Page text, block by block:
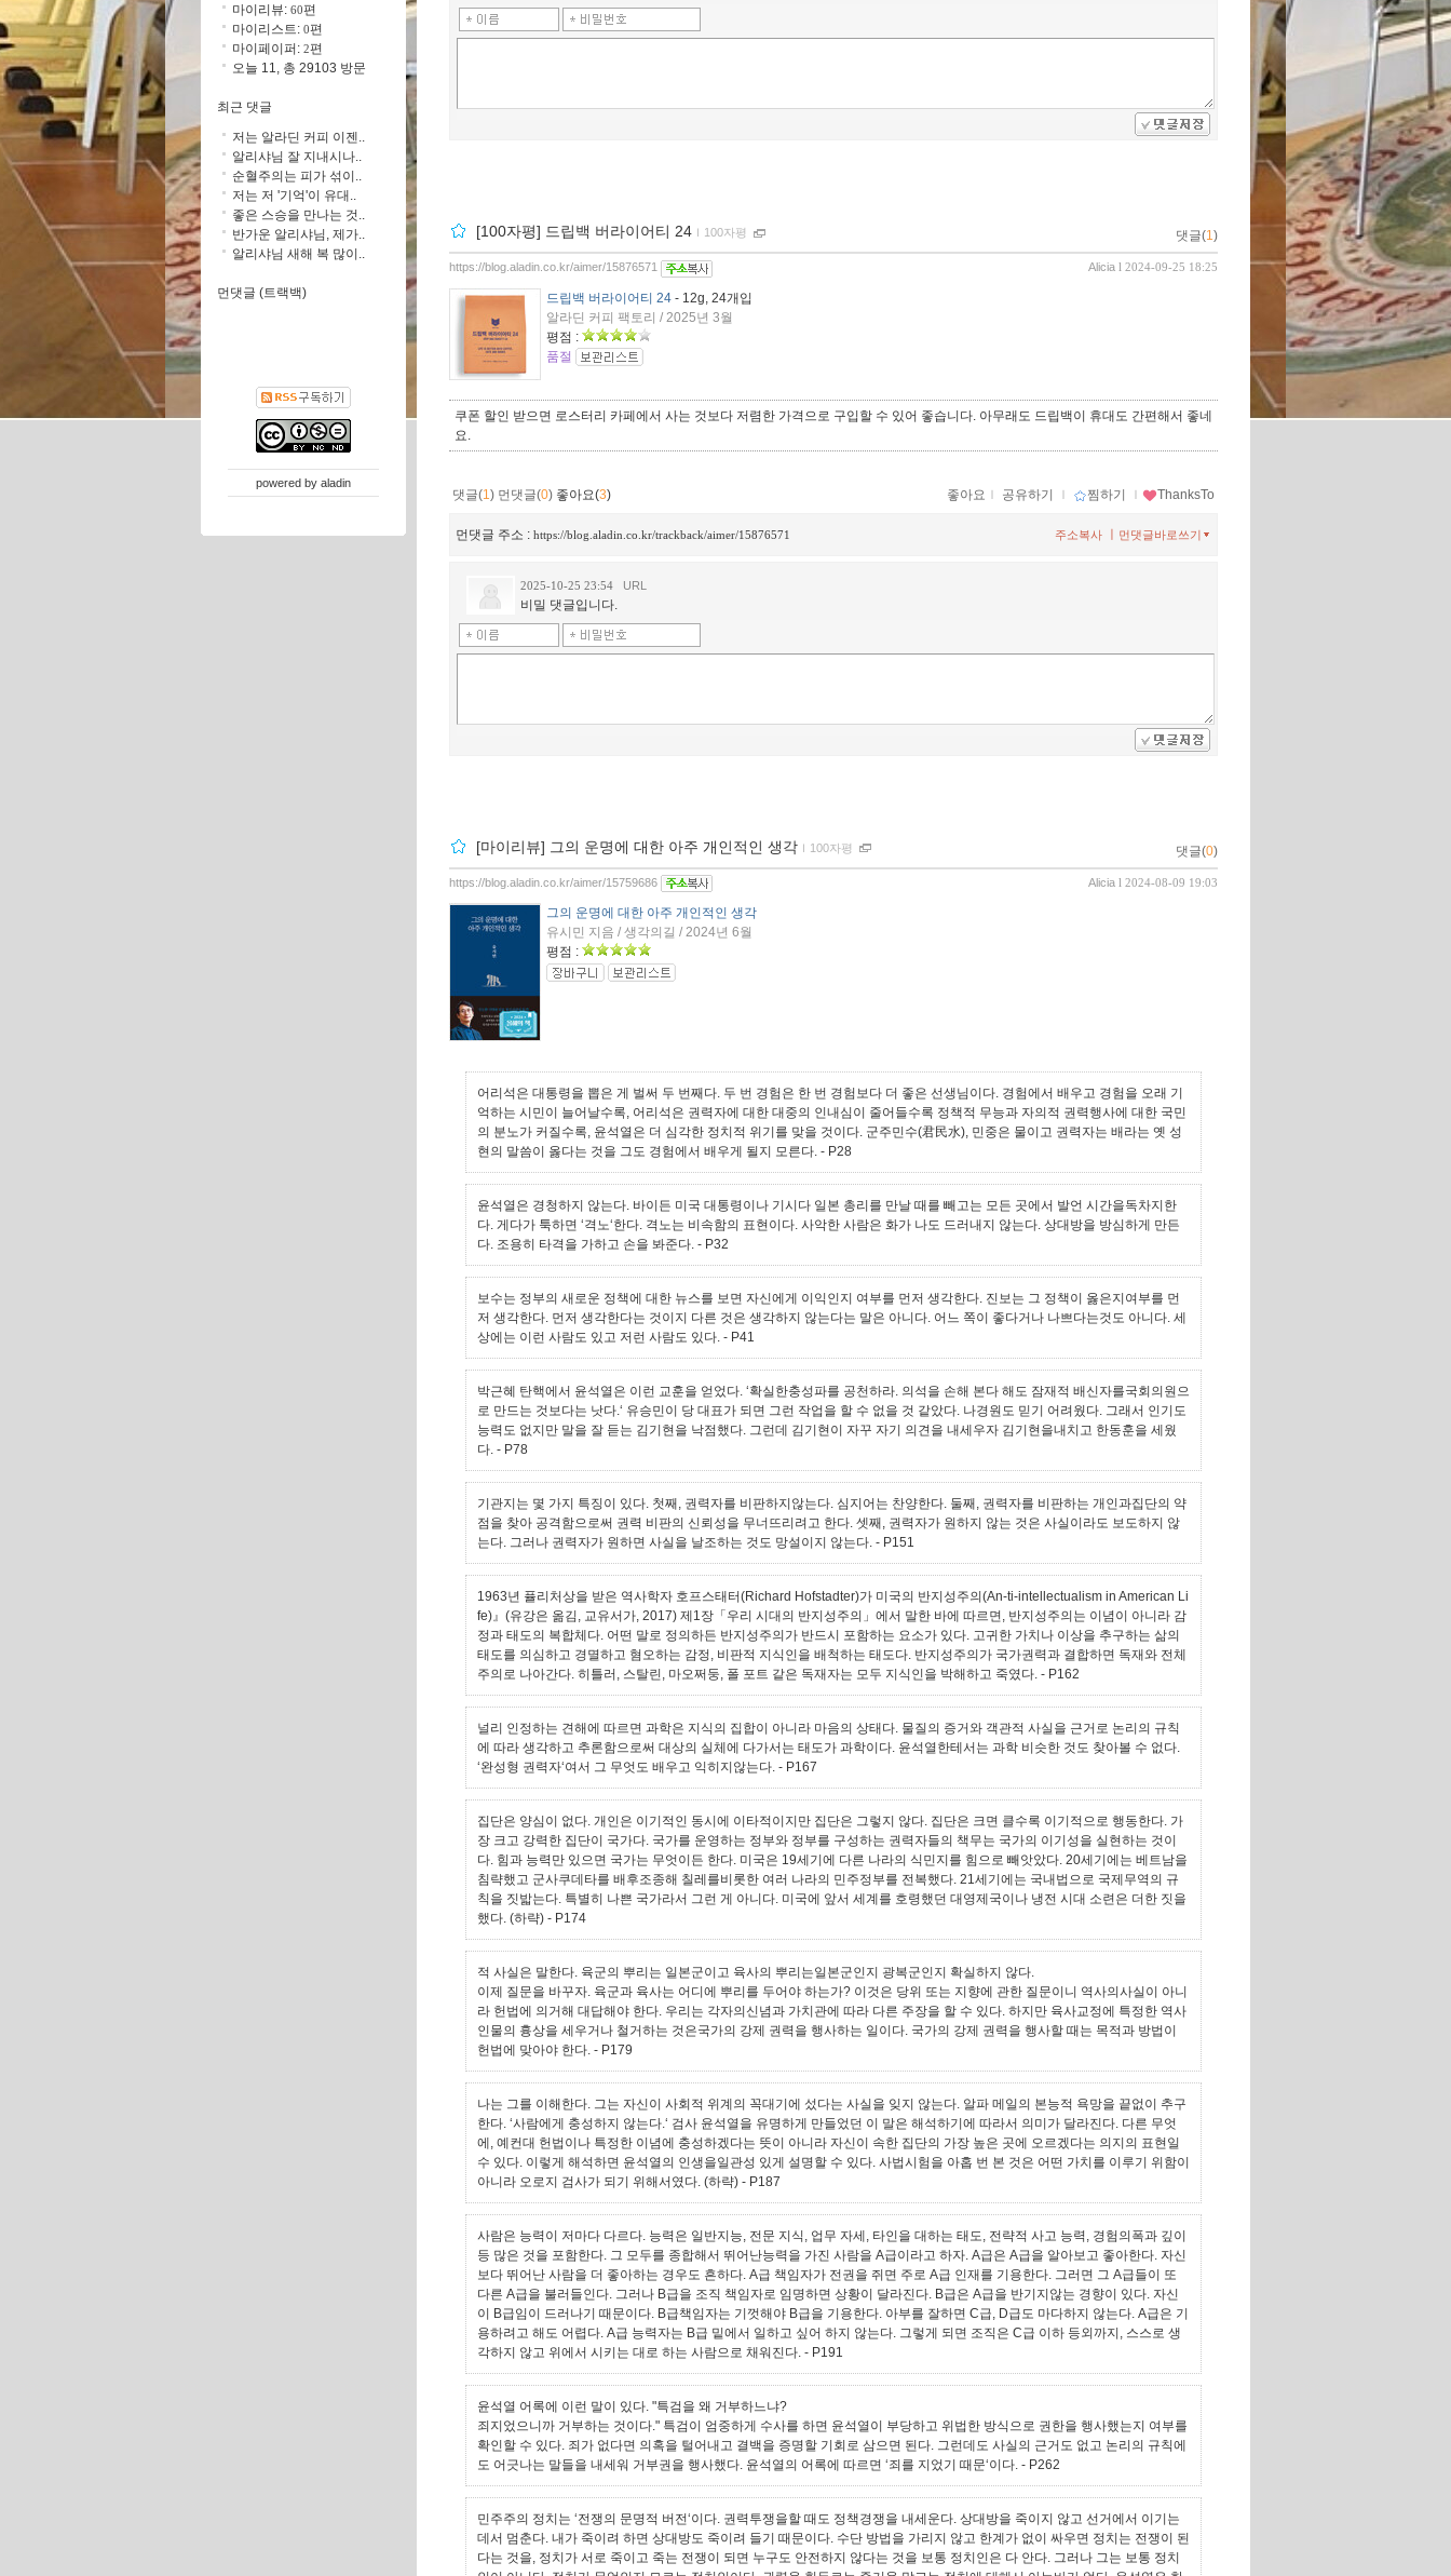
[100자평] 드립백 버라이어티 24 ｌ 100자평 댓글(1)
Alicia l 2024-09-25 18:25
https://blog.aladin.co.kr/aimer/15876571
드립백 버라이어티 24 - 12g, 24개입
알라딘 커피 팩토리 / 2025년 3월
평점 :
품절
쿠폰 할인 받으면 로스터리 카페에서 사는 것보다 저렴한 가격으로 구입할 수 있어 좋습니다. 아무래도 드립백이 휴대도 간편해서 좋네
요.
댓글(1) 먼댓글(0) 좋아요(3) 좋아요 ｌ 공유하기 ｌ 찜하기 ｌ ThanksTo
먼댓글 주소 : https://blog.aladin.co.kr/trackback/aimer/15876571 먼댓글바로쓰기
주소복사
2025-10-25 23:54 URL
비밀 댓글입니다.
[마이리뷰] 그의 운명에 대한 아주 개인적인 생각 ｌ 100자평 댓글(0)
Alicia l 2024-08-09 19:03
https://blog.aladin.co.kr/aimer/15759686
그의 운명에 대한 아주 개인적인 생각
유시민 지음 / 생각의길 / 2024년 6월
평점 :
어리석은 대통령을 뽑은 게 벌써 두 번째다. 두 번 경험은 한 번 경험보다 더 좋은 선생님이다. 경험에서 배우고 경험을 오래 기
억하는 시민이 늘어날수록, 어리석은 권력자에 대한 대중의 인내심이 줄어들수록 정책적 무능과 자의적 권력행사에 대한 국민
의 분노가 커질수록, 윤석열은 더 심각한 정치적 위기를 맞을 것이다. 군주민수(君民水), 민중은 물이고 권력자는 배라는 옛 성
현의 말씀이 옳다는 것을 그도 경험에서 배우게 될지 모른다. - P28
윤석열은 경청하지 않는다. 바이든 미국 대통령이나 기시다 일본 총리를 만날 때를 빼고는 모든 곳에서 발언 시간을독차지한
다. 게다가 툭하면 ‘격노‘한다. 격노는 비속함의 표현이다. 사악한 사람은 화가 나도 드러내지 않는다. 상대방을 방심하게 만든
다. 조용히 타격을 가하고 손을 봐준다. - P32
보수는 정부의 새로운 정책에 대한 뉴스를 보면 자신에게 이익인지 여부를 먼저 생각한다. 진보는 그 정책이 옳은지여부를 먼
저 생각한다. 먼저 생각한다는 것이지 다른 것은 생각하지 않는다는 말은 아니다. 어느 쪽이 좋다거나 나쁘다는것도 아니다. 세
상에는 이런 사람도 있고 저런 사람도 있다. - P41
박근혜 탄핵에서 윤석열은 이런 교훈을 얻었다. ‘확실한충성파를 공천하라. 의석을 손해 본다 해도 잠재적 배신자를국회의원으
로 만드는 것보다는 낫다.‘ 유승민이 당 대표가 되면 그런 작업을 할 수 없을 것 같았다. 나경원도 믿기 어려웠다. 그래서 인기도
능력도 없지만 말을 잘 듣는 김기현을 낙점했다. 그런데 김기현이 자꾸 자기 의견을 내세우자 김기현을내치고 한동훈을 세웠
다. - P78
기관지는 몇 가지 특징이 있다. 첫째, 권력자를 비판하지않는다. 심지어는 찬양한다. 둘째, 권력자를 비판하는 개인과집단의 약
점을 찾아 공격함으로써 권력 비판의 신뢰성을 무너뜨리려고 한다. 셋째, 권력자가 원하지 않는 것은 사실이라도 보도하지 않
는다. 그러나 권력자가 원하면 사실을 날조하는 것도 망설이지 않는다. - P151
1963년 퓰리처상을 받은 역사학자 호프스태터(Richard Hofstadter)가 미국의 반지성주의(An-ti-intellectualism in American Li
fe)』(유강은 옮김, 교유서가, 2017) 제1장「우리 시대의 반지성주의」에서 말한 바에 따르면, 반지성주의는 이념이 아니라 감
정과 태도의 복합체다. 어떤 말로 정의하든 반지성주의가 반드시 포함하는 요소가 있다. 고귀한 가치나 이상을 추구하는 삶의
태도를 의심하고 경멸하고 혐오하는 감정, 비판적 지식인을 배척하는 태도다. 반지성주의가 국가권력과 결합하면 독재와 전체
주의로 나아간다. 히틀러, 스탈린, 마오쩌둥, 폴 포트 같은 독재자는 모두 지식인을 박해하고 죽였다. - P162
널리 인정하는 견해에 따르면 과학은 지식의 집합이 아니라 마음의 상태다. 물질의 증거와 객관적 사실을 근거로 논리의 규칙
에 따라 생각하고 추론함으로써 대상의 실체에 다가서는 태도가 과학이다. 윤석열한테서는 과학 비슷한 것도 찾아볼 수 없다.
‘완성형 권력자‘여서 그 무엇도 배우고 익히지않는다. - P167
집단은 양심이 없다. 개인은 이기적인 동시에 이타적이지만 집단은 그렇지 않다. 집단은 크면 클수록 이기적으로 행동한다. 가
장 크고 강력한 집단이 국가다. 국가를 운영하는 정부와 정부를 구성하는 권력자들의 책무는 국가의 이기성을 실현하는 것이
다. 힘과 능력만 있으면 국가는 무엇이든 한다. 미국은 19세기에 다른 나라의 식민지를 힘으로 빼앗았다. 20세기에는 베트남을
침략했고 군사쿠데타를 배후조종해 칠레를비롯한 여러 나라의 민주정부를 전복했다. 21세기에는 국내법으로 국제무역의 규
칙을 짓밟는다. 특별히 나쁜 국가라서 그런 게 아니다. 미국에 앞서 세계를 호령했던 대영제국이나 냉전 시대 소련은 더한 짓을
했다. (하략) - P174
적 사실은 말한다. 육군의 뿌리는 일본군이고 육사의 뿌리는일본군인지 광복군인지 확실하지 않다.
이제 질문을 바꾸자. 육군과 육사는 어디에 뿌리를 두어야 하는가? 이것은 당위 또는 지향에 관한 질문이니 역사의사실이 아니
라 헌법에 의거해 대답해야 한다. 우리는 각자의신념과 가치관에 따라 다른 주장을 할 수 있다. 하지만 육사교정에 특정한 역사
인물의 흉상을 세우거나 철거하는 것은국가의 강제 권력을 행사하는 일이다. 국가의 강제 권력을 행사할 때는 목적과 방법이
헌법에 맞아야 한다. - P179
나는 그를 이해한다. 그는 자신이 사회적 위계의 꼭대기에 섰다는 사실을 잊지 않는다. 알파 메일의 본능적 욕망을 끝없이 추구
한다. ‘사람에게 충성하지 않는다.‘ 검사 윤석열을 유명하게 만들었던 이 말은 해석하기에 따라서 의미가 달라진다. 다른 무엇
에, 예컨대 헌법이나 특정한 이념에 충성하겠다는 뜻이 아니라 자신이 속한 집단의 가장 높은 곳에 오르겠다는 의지의 표현일
수 있다. 이렇게 해석하면 윤석열의 인생을일관성 있게 설명할 수 있다. 사법시험을 아홉 번 본 것은 어떤 가치를 이루기 위함이
아니라 오로지 검사가 되기 위해서였다. (하략) - P187
사람은 능력이 저마다 다르다. 능력은 일반지능, 전문 지식, 업무 자세, 타인을 대하는 태도, 전략적 사고 능력, 경험의폭과 깊이
등 많은 것을 포함한다. 그 모두를 종합해서 뛰어난능력을 가진 사람을 A급이라고 하자. A급은 A급을 알아보고 좋아한다. 자신
보다 뛰어난 사람을 더 좋아하는 경우도 흔하다. A급 책임자가 전권을 쥐면 주로 A급 인재를 기용한다. 그러면 그 A급들이 또
다른 A급을 불러들인다. 그러나 B급을 조직 책임자로 임명하면 상황이 달라진다. B급은 A급을 반기지않는 경향이 있다. 자신
이 B급임이 드러나기 때문이다. B급책임자는 기껏해야 B급을 기용한다. 아부를 잘하면 C급, D급도 마다하지 않는다. A급은 기
용하려고 해도 어렵다. A급 능력자는 B급 밑에서 일하고 싶어 하지 않는다. 그렇게 되면 조직은 C급 이하 등외까지, 스스로 생
각하지 않고 위에서 시키는 대로 하는 사람으로 채워진다. - P191
윤석열 어록에 이런 말이 있다. "특검을 왜 거부하느냐?
죄지었으니까 거부하는 것이다." 특검이 엄중하게 수사를 하면 윤석열이 부당하고 위법한 방식으로 권한을 행사했는지 여부를
확인할 수 있다. 죄가 없다면 의혹을 털어내고 결백을 증명할 기회로 삼으면 된다. 그런데도 사실의 근거도 없고 논리의 규칙에
도 어긋나는 말들을 내세워 거부권을 행사했다. 윤석열의 어록에 따르면 ‘죄를 지었기 때문‘이다. - P262
민주주의 정치는 ‘전쟁의 문명적 버전‘이다. 권력투쟁을할 때도 정책경쟁을 내세운다. 상대방을 죽이지 않고 선거에서 이기는
데서 멈춘다. 내가 죽이려 하면 상대방도 죽이려 들기 때문이다. 수단 방법을 가리지 않고 한계가 없이 싸우면 정치는 전쟁이 된
다는 것을, 정치가 서로 죽이고 죽는 전쟁이 되면 누구도 안전하지 않다는 것을 보통 정치인은 다 안다. 그러나 그는 보통 정치
마이리뷰: 60편
마이리스트: 0편
마이페이퍼: 2편
오늘 11, 총 29103 방문
최근 댓글
저는 알라딘 커피 이젠..
알리샤님 잘 지내시나..
순혈주의는 피가 섞이..
저는 저 '기억'이 유대..
좋은 스승을 만나는 것..
반가운 알리샤님, 제가..
알리샤님 새해 복 많이..
먼댓글 (트랙백)
powered by aladin